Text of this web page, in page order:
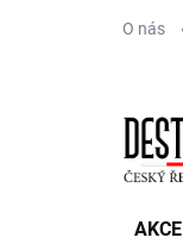
O nás
AKCE